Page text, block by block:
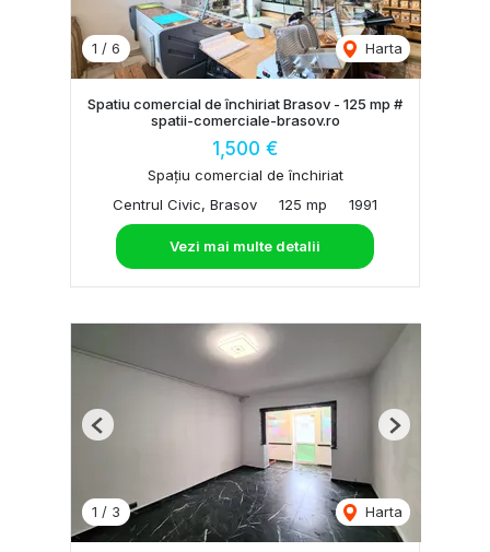
1 / 6 Harta
Spatiu comercial de închiriat Brasov - 125 mp #
spatii-comerciale-brasov.ro
1,500 €
Spațiu comercial de închiriat
Centrul Civic, Brasov
125 mp 1991
Vezi mai multe detalii
1 / 3 Harta
Previous Next